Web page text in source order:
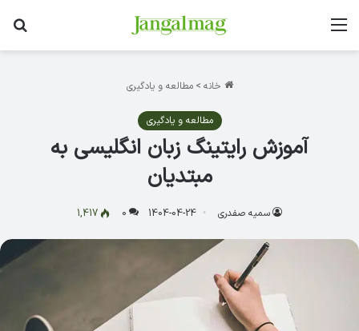
منو
خانه > مطالعه و یادگیری
مطالعه و یادگیری
آموزش رایتینگ زبان انگلیسی به
مبتدیان
سمیه صفدری 1404-04-24
0
1,417